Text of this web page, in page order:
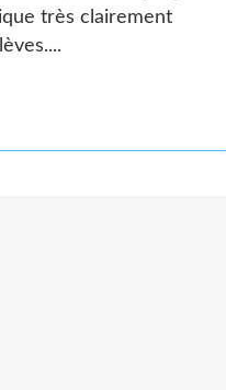
très clairement